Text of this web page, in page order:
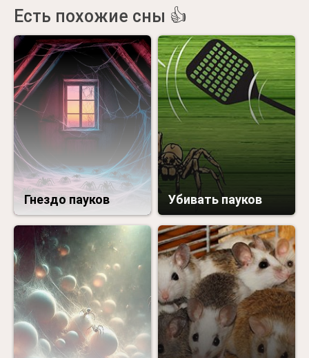
Есть похожие сны 👍
Гнездо пауков Убивать пауков